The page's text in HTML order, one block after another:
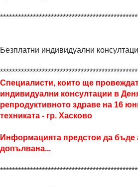
Безплатни индивидуални
Специалисти, които ще
индивидуални консултации в
репродуктивното здраве на 16
техниката - гр. Хасково
Информацията предстои да бъде
допълвана...